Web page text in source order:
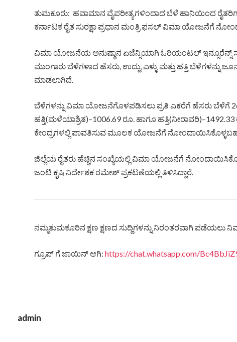
ತುಮಕೂರು: ಹವಾಮಾನ ವೈಪರೀತ್ಯಗಳಿಂದಾದ ಬೆಳೆ ಹಾನಿಯಿಂದ
ಕರ್ನಾಟಕ ರೈತ ಸುರಕ್ಷಾ ಪ್ರಧಾನ ಮಂತ್ರಿ ಫಸಲ್ ವಿಮಾ ಯೋಜನೆಗೆ
ವಿಮಾ ಯೋಜನೆಯ ಅನುಷ್ಠಾನ ಏಜೆನ್ಸಿಯಾಗಿ ಓರಿಯಂಟಲ್ ಇನ್ಸೂರೆನ್ಸ್
ಮುಂಗಾರು ಬೆಳೆಗಳಾದ ಹೆಸರು, ಉದ್ದು, ಎಳ್ಳು ಮತ್ತು ಹತ್ತಿ
ಮಾಡಲಾಗಿದೆ.
ಬೆಳೆಗಳನ್ನು ವಿಮಾ ಯೋಜನೆಗೊಳಪಡಿಸಲು ಪ್ರತಿ ಎಕರೆಗೆ ಹೆಸರು ಬೆಳೆಗೆ
ಹತ್ತಿ(ಮಳೆಯಾಶ್ರಿತ)–1006.69 ರೂ. ಹಾಗೂ
ಕೇಂದ್ರಗಳಲ್ಲಿ ಪಾವತಿಸುವ ಮೂಲಕ ಯೋಜನೆಗೆ
ಜಿಲ್ಲೆಯ ರೈತರು ಹೆಚ್ಚಿನ ಸಂಖ್ಯೆಯಲ್ಲಿ ವಿಮಾ ಯೋಜನೆಗೆ
ಜಂಟಿ ಕೃಷಿ ನಿರ್ದೇಶಕ ರಮೇಶ್ ಪ್ರಕಟಣೆಯಲ್ಲಿ ತಿಳಿಸಿದ್ದಾರೆ.
ನಮ್ಮತುಮಕೂರಿನ ಕ್ಷಣ ಕ್ಷಣದ ಸುದ್ದಿಗಳನ್ನು ನಿರಂತರವಾಗಿ ಪಡೆಯಲು
ಗ್ರೂಪ್ ಗೆ ಜಾಯಿನ್ ಆಗಿ: https://chat.whatsapp.com/
admin